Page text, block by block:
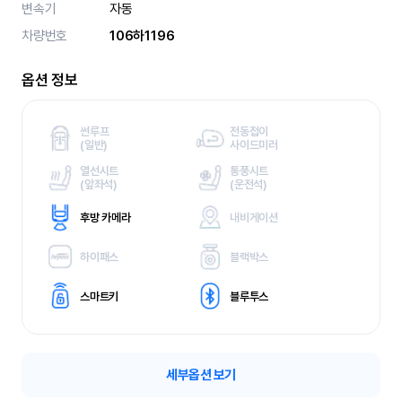
변속기
자동
차량번호
106하1196
옵션 정보
썬루프
(일반)
전동접이
사이드미러
열선시트
(앞좌석)
통풍시트
(운전석)
후방 카메라 내비게이션
하이패스 블랙박스
스마트키 블루투스
세부옵션 보기